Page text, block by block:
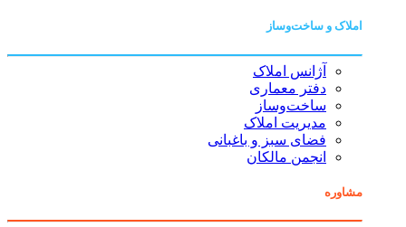
املاک و ساخت‌وساز
آژانس املاک
دفتر معماری
ساخت‌وساز
مدیریت املاک
فضای سبز و باغبانی
انجمن مالکان
مشاوره